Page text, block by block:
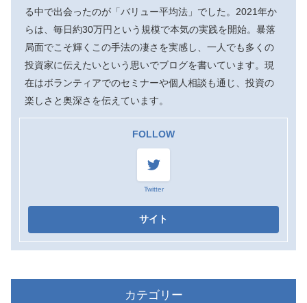
る中で出会ったのが「バリュー平均法」でした。2021年か
らは、毎日約30万円という規模で本気の実践を開始。暴落
局面でこそ輝くこの手法の凄さを実感し、一人でも多くの
投資家に伝えたいという思いでブログを書いています。現
在はボランティアでのセミナーや個人相談も通じ、投資の
楽しさと奥深さを伝えています。
FOLLOW
Twitter
カテゴリー